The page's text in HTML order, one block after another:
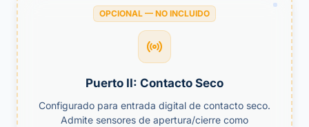
OPCIONAL — NO INCLUIDO
Puerto II: Contacto Seco
Configurado para entrada digital de contacto seco.
Admite sensores de apertura/cierre como